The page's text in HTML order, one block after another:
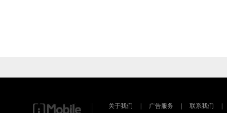
关于我们 广告服务 联系我们